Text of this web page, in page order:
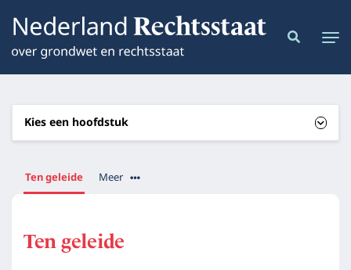
Kies een hoofdstuk
Ten geleide Meer
Ten geleide